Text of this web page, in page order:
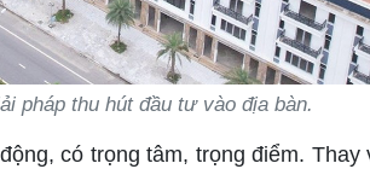
pháp thu hút đầu tư vào địa bàn.
có trọng tâm, trọng điểm. Thay